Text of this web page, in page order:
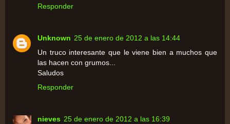
Responder
Unknown 25 de enero de 2012 a las 14:44
Un truco interesante que le viene bien a muchos que
las hacen con grumos...
Saludos
Responder
nieves 25 de enero de 2012 a las 16:39